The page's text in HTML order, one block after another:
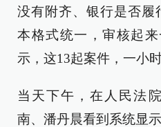
没有附齐、银行是否
本格式统一，审核起
示，这13起案件，一小
当天下午，在人民法
南、潘丹晨看到系统显示